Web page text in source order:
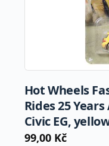
Hot Wheels
Rides 25
Civic EG,
99,00 Kč